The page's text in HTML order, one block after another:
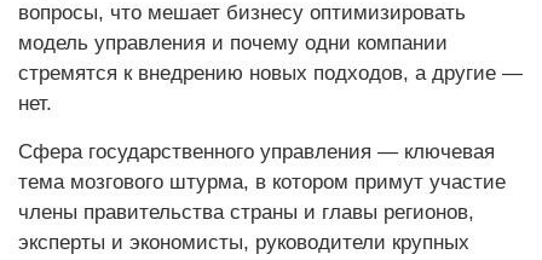
вопросы, что мешает бизнесу оптимизировать
модель управления и почему одни компании
стремятся к внедрению новых подходов, а другие —
нет.
Сфера государственного управления — ключевая
тема мозгового штурма, в котором примут участие
члены правительства страны и главы регионов,
эксперты и экономисты, руководители крупных